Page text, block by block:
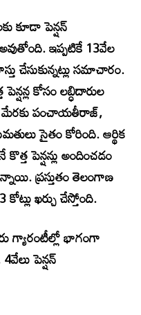
కూడా పెన్షన్
అవుతోంది. ఇప్పటికే 13వేల
చేసుకున్నట్లు సమాచారం.
కోసం లబ్ధిదారుల
ఈ మేరకు పంచాయతీరాజ్,
సైతం కోరింది. ఆర్థిక
పెన్షన్లు అందించడం
ప్రస్తుతం తెలంగాణ
కోట్లు ఖర్చు చేస్తోంది.
గ్యారంటీల్లో భాగంగా
పెన్షన్